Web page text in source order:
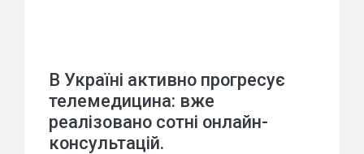
В Україні активно прогресує
телемедицина: вже
реалізовано сотні онлайн-
консультацій.